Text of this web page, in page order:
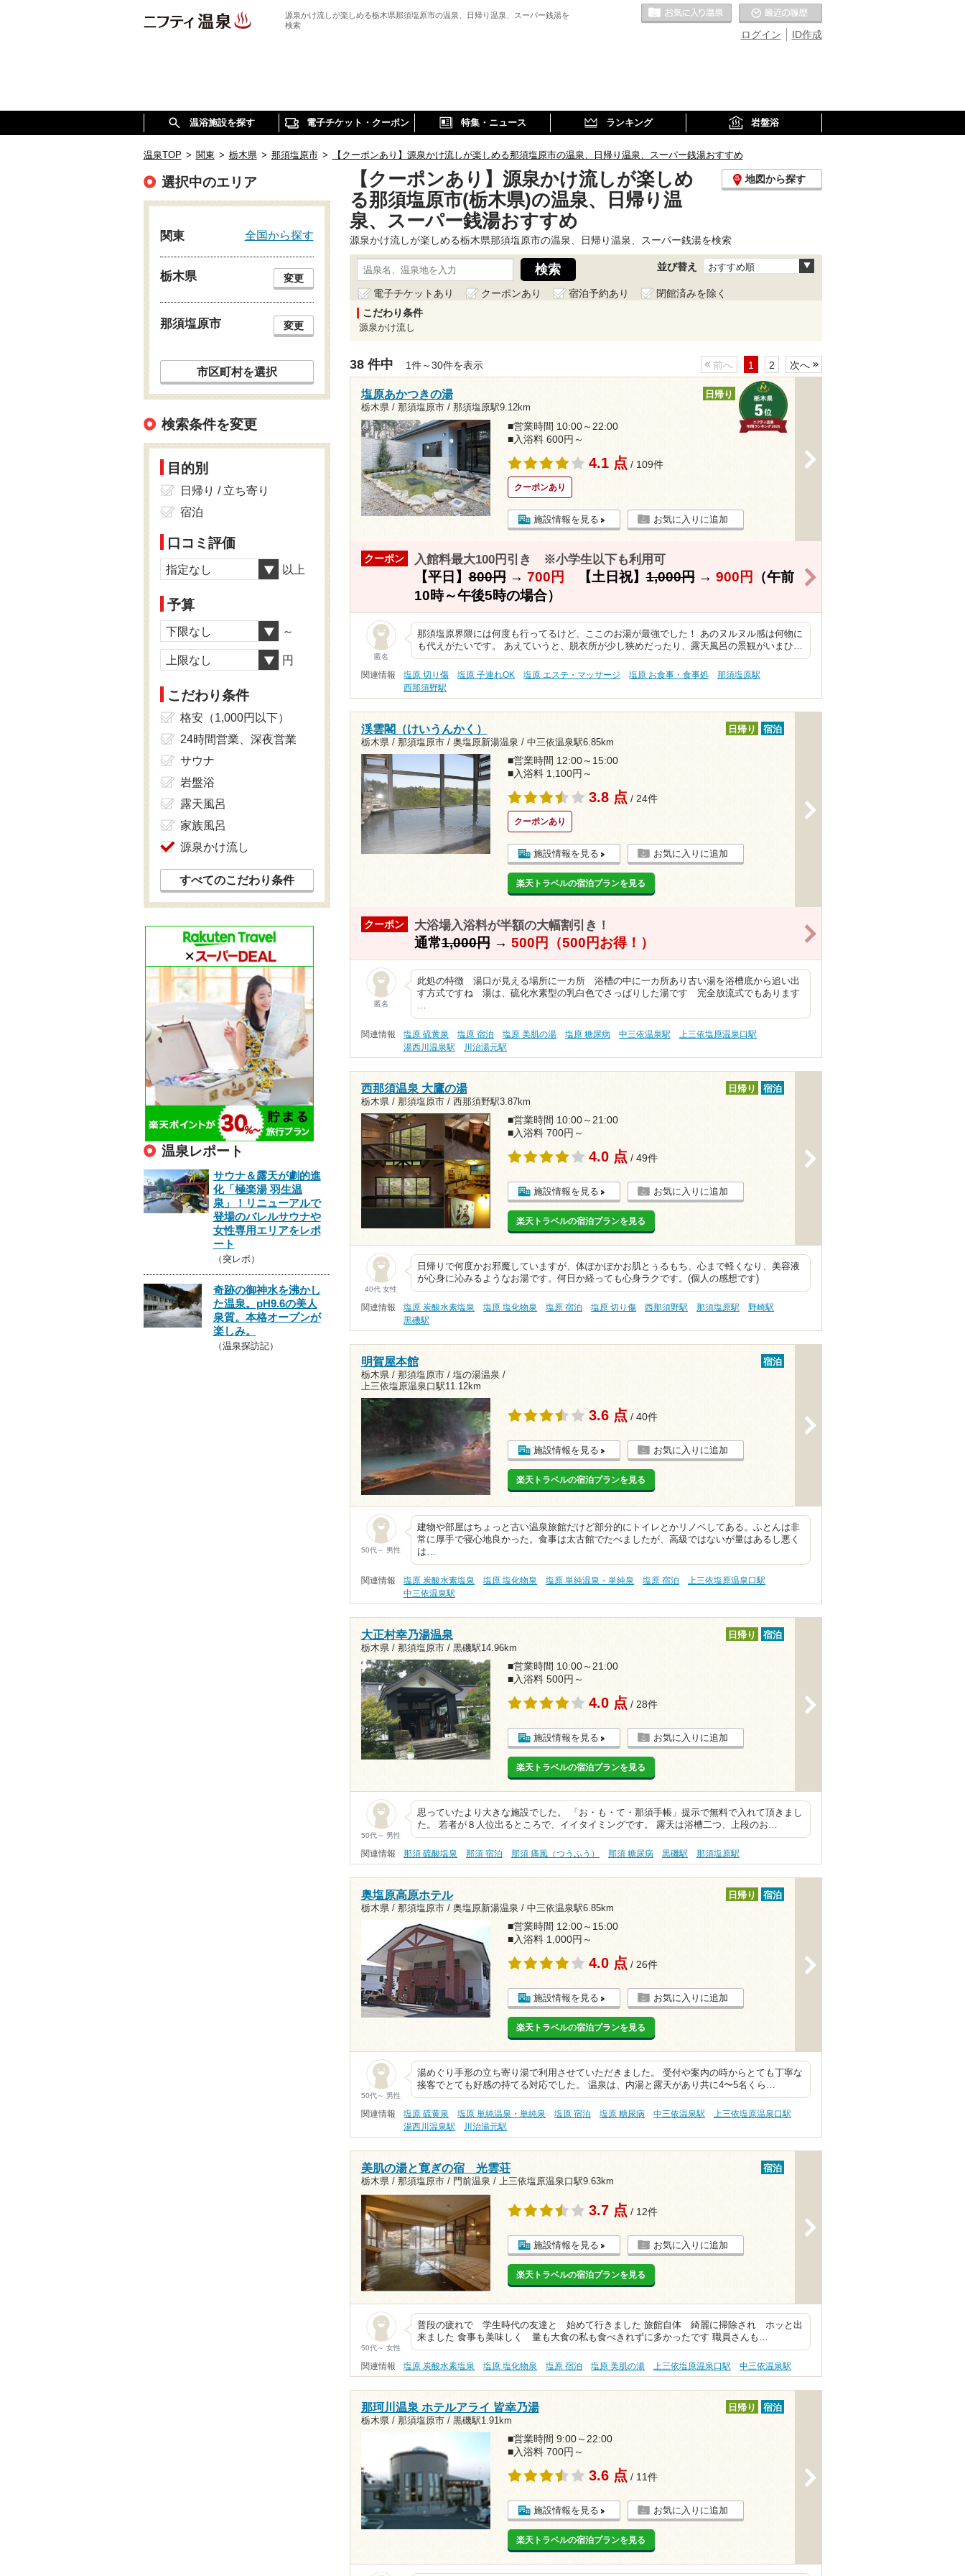
源泉かけ流しが楽しめる栃木県那須塩原市の温泉、日帰り温泉、スーパー銭湯を
検索
ID作成
ログイン
お気に入りの温泉
温浴施設を探す 電子チケット・クーポン 特集・ニュース ランキング 岩盤浴
温泉TOP > 関東 > 栃木県 > 那須塩原市 > 【クーポンあり】源泉かけ流しが楽しめる那須塩原市の温泉、日帰り温泉、スーパー銭湯おすすめ
【クーポンあり】源泉かけ流しが楽しめ
る那須塩原市(栃木県)の温泉、日帰り温
泉、スーパー銭湯おすすめ
地図から探す
源泉かけ流しが楽しめる栃木県那須塩原市の温泉、日帰り温泉、スーパー銭湯を検索
並び替え おすすめ順
電子チケットあり クーポンあり 宿泊予約あり
閉館済みを除く
こだわり条件
源泉かけ流し
38 件中 1件～30件を表示 前へ 1 2 次へ
塩原あかつきの湯
栃木県 / 那須塩原市 / 那須塩原駅9.12km
日帰り
■営業時間 10:00～22:00
■入浴料 600円～
4.1 点 / 109件
クーポンあり
施設情報を見る お気に入りに追加
クーポン 入館料最大100円引き ※小学生以下も利用可
【平日】800円→ 700円 【土日祝】1,000円→ 900円
（午前
10時～午後5時の場合）
匿名
那須塩原界隈には何度も行ってるけど、ここのお湯が最強でした！ あのヌルヌル感は何物に
も代えがたいです。 あえていうと、脱衣所が少し狭めだったり、露天風呂の景観がいまひ…
関連情報 塩原 切り傷 塩原 子連れOK 塩原 エステ・マッサージ 塩原 お食事・食事処
那須塩原駅
西那須野駅
渓雲閣（けいうんかく）
栃木県 / 那須塩原市 / 奥塩原新湯温泉 / 中三依温泉駅6.85km
日帰り 宿泊
■営業時間 12:00～15:00
■入浴料 1,100円～
3.8 点 / 24件
クーポンあり
施設情報を見る お気に入りに追加
楽天トラベルの宿泊プランを見る
クーポン 大浴場入浴料が半額の大幅割引き！
通常1,000円→ 500円（500円お得！）
匿名
此処の特徴 湯口が見える場所に一カ所 浴槽の中に一カ所あり古い湯を浴槽底から追い出
す方式ですね 湯は、硫化水素型の乳白色でさっぱりした湯です 完全放流式でもあります
…
関連情報 塩原 硫黄泉 塩原 宿泊 塩原 美肌の湯 塩原 糖尿病 中三依温泉駅
上三依塩原温泉口駅
湯西川温泉駅
川治湯元駅
西那須温泉 大鷹の湯
栃木県 / 那須塩原市 / 西那須野駅3.87km
日帰り 宿泊
■営業時間 10:00～21:00
■入浴料 700円～
4.0 点 / 49件
施設情報を見る お気に入りに追加
楽天トラベルの宿泊プランを見る
40代 女性
日帰りで何度かお邪魔していますが、体ぽかぽかお肌とぅるもち、心まで軽くなり、美容液
が心身に沁みるようなお湯です。何日か経っても心身ラクです。(個人の感想です)
関連情報 塩原 炭酸水素塩泉 塩原 塩化物泉 塩原 宿泊 塩原 切り傷 西那須野駅 那須塩原駅
野崎駅
黒磯駅
明賀屋本館
栃木県 / 那須塩原市 / 塩の湯温泉 /
上三依塩原温泉口駅11.12km
宿泊
3.6 点 / 40件
施設情報を見る お気に入りに追加
楽天トラベルの宿泊プランを見る
50代～ 男性
建物や部屋はちょっと古い温泉旅館だけど部分的にトイレとかリノベしてある。ふとんは非
常に厚手で寝心地良かった。食事は太古館でたべましたが、高級ではないが量はあるし悪く
は…
関連情報 塩原 炭酸水素塩泉 塩原 塩化物泉 塩原 単純温泉・単純泉 塩原 宿泊
上三依塩原温泉口駅
中三依温泉駅
大正村幸乃湯温泉
栃木県 / 那須塩原市 / 黒磯駅14.96km
日帰り 宿泊
■営業時間 10:00～21:00
■入浴料 500円～
4.0 点 / 28件
施設情報を見る お気に入りに追加
楽天トラベルの宿泊プランを見る
50代～ 男性
思っていたより大きな施設でした。 「お・も・て・那須手帳」提示で無料で入れて頂きまし
た。 若者が８人位出るところで、イイタイミングです。 露天は浴槽二つ、上段のお…
関連情報 那須 硫酸塩泉 那須 宿泊 那須 痛風（つうふう） 那須 糖尿病 黒磯駅 那須塩原駅
奥塩原高原ホテル
栃木県 / 那須塩原市 / 奥塩原新湯温泉 / 中三依温泉駅6.85km
日帰り 宿泊
■営業時間 12:00～15:00
■入浴料 1,000円～
4.0 点 / 26件
施設情報を見る お気に入りに追加
楽天トラベルの宿泊プランを見る
50代～ 男性
湯めぐり手形の立ち寄り湯で利用させていただきました。 受付や案内の時からとても丁寧な
接客でとても好感の持てる対応でした。 温泉は、内湯と露天があり共に4〜5名くら…
関連情報 塩原 硫黄泉 塩原 単純温泉・単純泉 塩原 宿泊 塩原 糖尿病 中三依温泉駅
上三依塩原温泉口駅
湯西川温泉駅
川治湯元駅
美肌の湯と寛ぎの宿 光雲荘
栃木県 / 那須塩原市 / 門前温泉 / 上三依塩原温泉口駅9.63km
宿泊
3.7 点 / 12件
施設情報を見る お気に入りに追加
楽天トラベルの宿泊プランを見る
50代～ 女性
普段の疲れで 学生時代の友達と 始めて行きました 旅館自体 綺麗に掃除され ホッと出
来ました 食事も美味しく 量も大食の私も食べきれずに多かったです 職員さんも…
関連情報 塩原 炭酸水素塩泉 塩原 塩化物泉 塩原 宿泊 塩原 美肌の湯 上三依塩原温泉口駅 中三依温泉駅
那珂川温泉 ホテルアライ 皆幸乃湯
栃木県 / 那須塩原市 / 黒磯駅1.91km
日帰り 宿泊
■営業時間 9:00～22:00
■入浴料 700円～
3.6 点 / 11件
施設情報を見る お気に入りに追加
楽天トラベルの宿泊プランを見る
選択中のエリア
関東 全国から探す
栃木県 変更
那須塩原市 変更
市区町村を選択
検索条件を変更
目的別
日帰り / 立ち寄り
宿泊
口コミ評価
指定なし 以上
予算
下限なし ～
上限なし 円
こだわり条件
格安（1,000円以下）
24時間営業、深夜営業
サウナ
岩盤浴
露天風呂
家族風呂
源泉かけ流し
すべてのこだわり条件
温泉レポート
サウナ＆露天が劇的進
化「極楽湯 羽生温
泉」！リニューアルで
登場のバレルサウナや
女性専用エリアをレポ
ート
（突レポ）
奇跡の御神水を沸かし
た温泉。pH9.6の美人
泉質。本格オープンが
楽しみ。
（温泉探訪記）